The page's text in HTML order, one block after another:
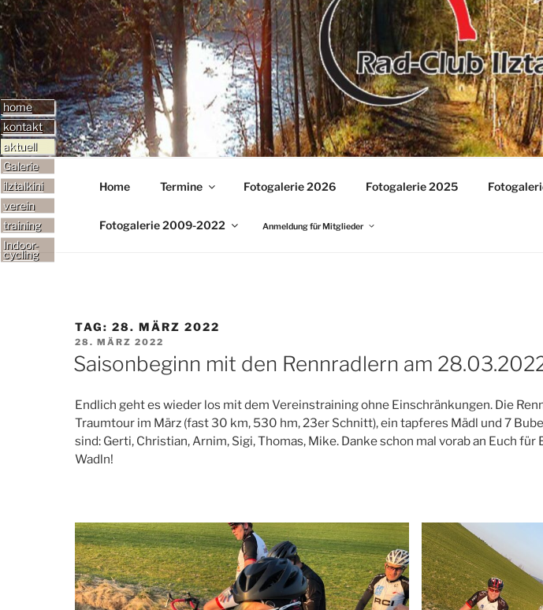
Zum
Inhalt
springen
TERMINE-GALERIE-
Home Termine Fotogalerie 2026 Fotogalerie 2025
Fotogalerie 2009-2022 Anmeldung für Mitglieder
TAG:28. MÄRZ 2022
VERÖFFENTLICHT
AM
28. MÄRZ 2022
Saisonbeginn mit den Rennradlern am
Endlich geht es wieder los mit dem Vereinstraining ohne Einschränkungen. Die
Traumtour im März (fast 30 km, 530 hm, 23er Schnitt), ein tapferes Mädl und 7
sind: Gerti, Christian, Arnim, Sigi, Thomas, Mike. Danke schon mal vorab an Euch
Wadln!
home
kontakt
Adresse
Email
aktuell
ereignisse
termine
Galerie
ilztalkini
verein
training
Indoor-
cycling